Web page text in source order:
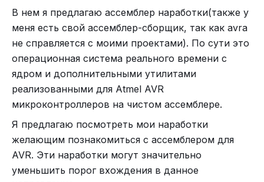
множество универсальных библиотек RTOS
которые будут использованы повторно в
прошивки где-то еще на 100 байт указав опцию -
Dj8b.bldrApiReuse=true для использования
функций бутлоадера убрав их из основной
прошивки.
расходов.
Даже если использовать аналогичные C-
подобные макросы, программист, скорее всего,
будет выделять память для конкретных блоков, а
не резервировать максимальный объём для всей
функции.
При этом он будет эффективно использовать
Вот такая огромная разница в оптимизации
между ассемблером и C.
Безопасность: Датчики открытия на каждое
окно, входную дверь(и на некоторые двери
Электрика: Диммирование ламп накаливания(я
не сторонник светодиодного освещения),
управление светом для остальных типов
ламп(вкл/выкл). Управление(очень желательно)
каждой
розеткой в доме. Съем показаний с
электросчетчика. Управление электрозамком на
входной двери и еще в паре мест в квартире
В нем я предлагаю ассемблер наработки(также у
меня есть свой ассемблер-сборщик, так как avra
не справляется с моими проектами). По сути это
операционная система реального времени с
ядром и дополнительными утилитами
реализованными для Atmel AVR
микроконтроллеров на чистом ассемблере.
Я предлагаю посмотреть мои наработки
желающим познакомиться с ассемблером для
AVR. Эти наработки могут значительно
уменьшить порог вхождения в данное